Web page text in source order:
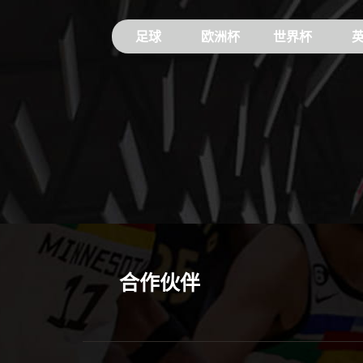
足球 欧洲杯 世界杯
合作伙伴